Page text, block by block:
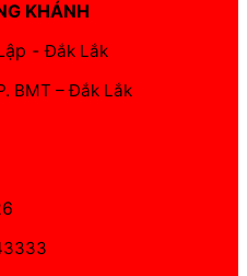
KHÁNH
-Đắk Lắk
BMT – Đắk Lắk